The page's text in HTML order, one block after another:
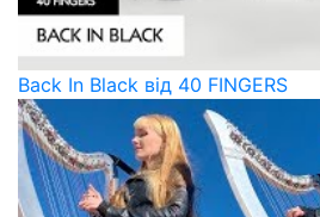
Back In Black від 40 FINGERS